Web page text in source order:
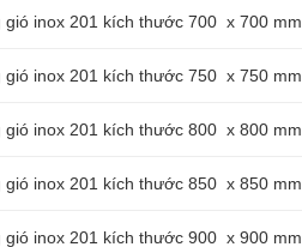
inox 201 kích thước 700 x 700 mm
inox 201 kích thước 750 x 750 mm
inox 201 kích thước 800 x 800 mm
inox 201 kích thước 850 x 850 mm
inox 201 kích thước 900 x 900 mm